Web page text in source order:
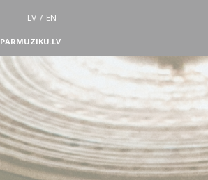
LV / EN
PARMUZIKU.LV